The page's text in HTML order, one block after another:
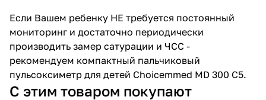
Если Вашем ребенку НЕ требуется постоянный
мониторинг и достаточно периодически
производить замер сатурации и ЧСС -
рекомендуем компактный пальчиковый
пульсоксиметр для детей Choicemmed MD 300 C5.
С этим товаром покупают